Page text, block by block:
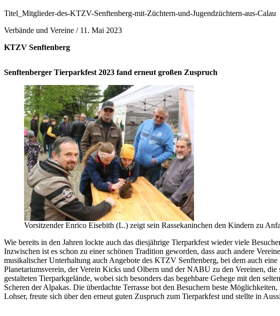
Titel_Mitglieder-des-KTZV-Senftenberg-mit-Züchtern-und-Jugendzüchtern-aus-Calau
Verbände und Vereine / 11. Mai 2023
KTZV Senftenberg
Senftenberger Tierparkfest 2023 fand erneut großen Zuspruch
Vorsitzender Enrico Eisebith (L.) zeigt sein Rassekaninchen den Kindern zu
Wie bereits in den Jahren lockte auch das diesjährige Tierparkfest wieder viele
Inzwischen ist es schon zu einer schönen Tradition geworden, dass auch andere
musikalischer Unterhaltung auch Angebote des KTZV Senftenberg, bei dem auch
Planetariumsverein, der Verein Kicks und Olbern und der NABU zu den Vereinen, die
gestalteten Tierparkgelände, wobei sich besonders das begehbare Gehege mit den
Scheren der Alpakas. Die überdachte Terrasse bot den Besuchern beste
Lohser, freute sich über den erneut guten Zuspruch zum Tierparkfest und stellte in